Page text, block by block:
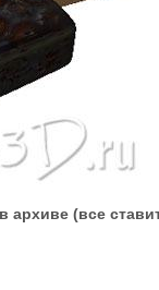
архиве (все